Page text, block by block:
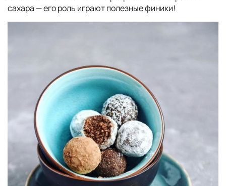
сахара — его роль играют полезные финики!